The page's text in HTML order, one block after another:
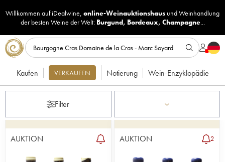
Willkommen auf iDealwine, online-Weinauktionshaus undWeinhandlung
der besten Weine der Welt: Burgund, Bordeaux, Champagne...
Kaufen VERKAUFEN Notierung Wein-Enzyklopädie
Filter
AUKTION AUKTION 2